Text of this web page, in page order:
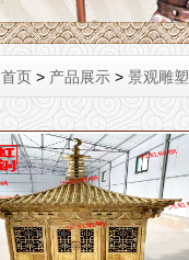
首页 > 产品展示 > 景观雕塑